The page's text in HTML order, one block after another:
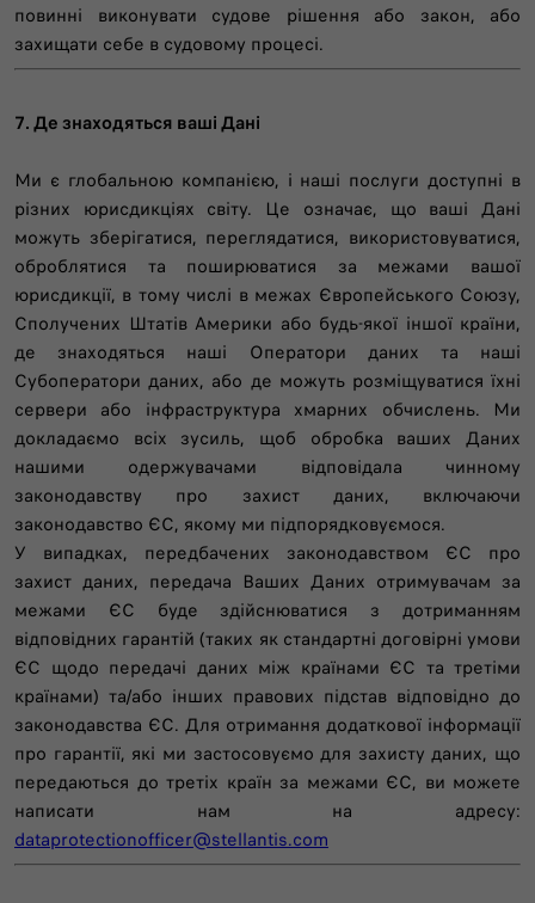
повинні виконувати судове рішення або закон, або
захищати себе в судовому процесі.
7. Де знаходяться ваші Дані
Ми є глобальною компанією, і наші послуги доступні в
різних юрисдикціях світу. Це означає, що ваші Дані
можуть зберігатися, переглядатися, використовуватися,
оброблятися та поширюватися за межами вашої
юрисдикції, в тому числі в межах Європейського Союзу,
Сполучених Штатів Америки або будь-якої іншої країни,
де знаходяться наші Оператори даних та наші
Субоператори даних, або де можуть розміщуватися їхні
сервери або інфраструктура хмарних обчислень. Ми
докладаємо всіх зусиль, щоб обробка ваших Даних
нашими одержувачами відповідала чинному
законодавству про захист даних, включаючи
законодавство ЄС, якому ми підпорядковуємося.
У випадках, передбачених законодавством ЄС про
захист даних, передача Ваших Даних отримувачам за
межами ЄС буде здійснюватися з дотриманням
відповідних гарантій (таких як стандартні договірні умови
ЄС щодо передачі даних між країнами ЄС та третіми
країнами) та/або інших правових підстав відповідно до
законодавства ЄС. Для отримання додаткової інформації
про гарантії, які ми застосовуємо для захисту даних, що
передаються до третіх країн за межами ЄС, ви можете
написати нам на адресу:
dataprotectionofficer@stellantis.com